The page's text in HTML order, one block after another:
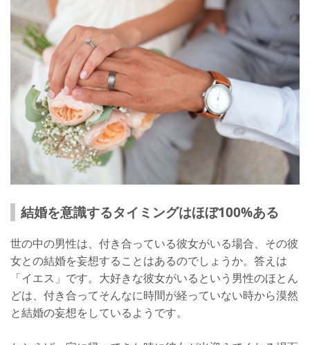
結婚を意識するタイミングはほぼ100%ある
世の中の男性は、付き合っている彼女がいる場合、その彼
女との結婚を妄想することはあるのでしょうか。答えは
「イエス」です。大好きな彼女がいるという男性のほとん
どは、付き合ってそんなに時間が経っていない時から漠然
と結婚の妄想をしているようです。